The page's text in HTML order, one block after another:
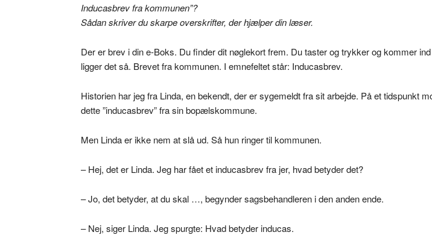
Inducasbrev fra kommunen”?
Sådan skriver du skarpe overskrifter, der hjælper din læser.
Der er brev i din e-Boks. Du finder dit nøglekort frem. Du taster og trykker og kommer
ligger det så. Brevet fra kommunen. I emnefeltet står: Inducasbrev.
Historien har jeg fra Linda, en bekendt, der er sygemeldt fra sit arbejde. På et tidspunkt
dette ”inducasbrev” fra sin bopælskommune.
Men Linda er ikke nem at slå ud. Så hun ringer til kommunen.
– Hej, det er Linda. Jeg har fået et inducasbrev fra jer, hvad betyder det?
– Jo, det betyder, at du skal …, begynder sagsbehandleren i den anden ende.
– Nej, siger Linda. Jeg spurgte: Hvad betyder inducas.